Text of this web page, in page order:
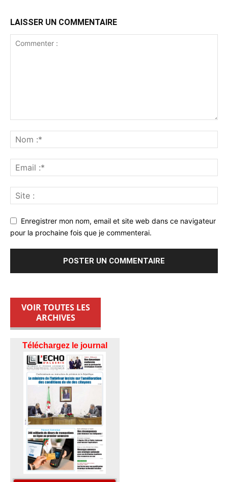
LAISSER UN COMMENTAIRE
Enregistrer mon nom, email et site web dans ce navigateur
pour la prochaine fois que je commenterai.
VOIR TOUTES LES
ARCHIVES